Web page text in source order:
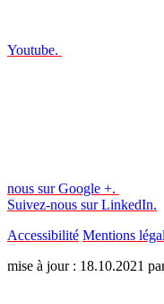
Youtube.
nous sur Google +.
Suivez-nous sur LinkedIn.
Accessibilité Mentions
mise à jour : 18.10.2021